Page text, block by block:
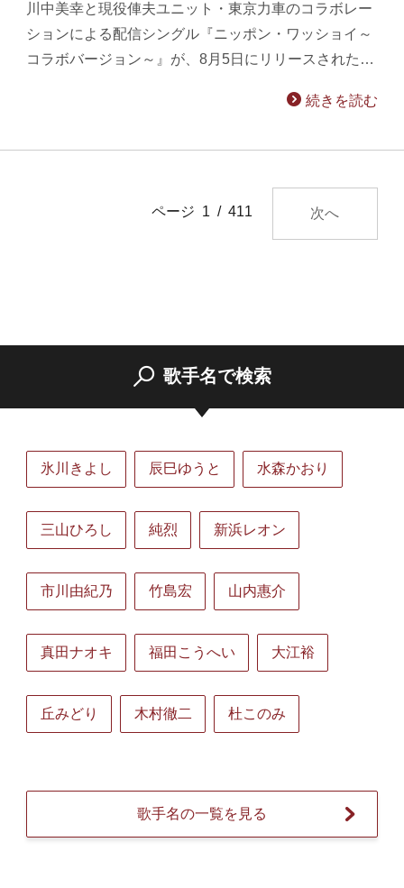
川中美幸と現役俥夫ユニット・東京力車のコラボレー
ションによる配信シングル『ニッポン・ワッショイ～
コラボバージョン～』が、8月5日にリリースされた…
続きを読む
ページ 1 / 411 次へ
歌手名で検索
氷川きよし 辰巳ゆうと 水森かおり
三山ひろし 純烈 新浜レオン
市川由紀乃 竹島宏 山内惠介
真田ナオキ 福田こうへい 大江裕
丘みどり 木村徹二 杜このみ
歌手名の一覧を見る